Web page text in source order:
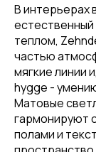
В интерьерах
теплом,
частью
мягкие линии
hygge -
Матовые
гармонируют
полами и